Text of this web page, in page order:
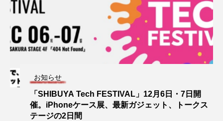
お知らせ
「SHIBUYA Tech FESTIVAL」12月6日・7日開
催。iPhoneケース展、最新ガジェット、トークス
テージの2日間